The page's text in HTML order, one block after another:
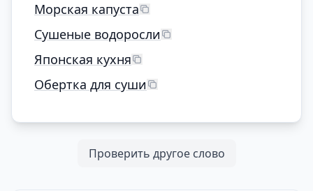
Морская капуста
Сушеные водоросли
Японская кухня
Обертка для суши
Проверить другое слово